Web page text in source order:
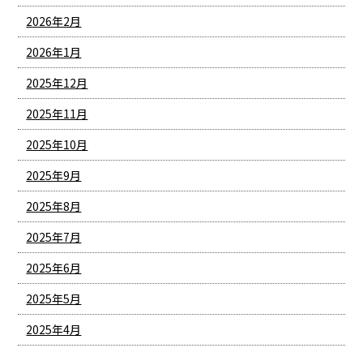
2026年2月
2026年1月
2025年12月
2025年11月
2025年10月
2025年9月
2025年8月
2025年7月
2025年6月
2025年5月
2025年4月